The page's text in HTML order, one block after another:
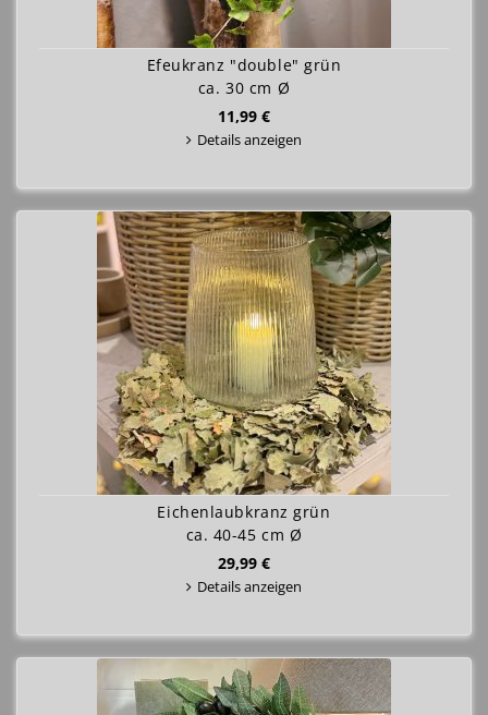
Efeukranz "double" grün
ca. 30 cm Ø
11,99 €
Details anzeigen
Eichenlaubkranz grün
ca. 40-45 cm Ø
29,99 €
Details anzeigen